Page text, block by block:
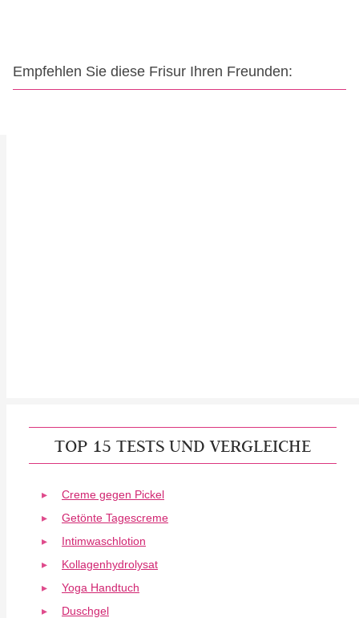
Empfehlen Sie diese Frisur Ihren Freunden:
TOP 15 TESTS UND VERGLEICHE
Creme gegen Pickel
Getönte Tagescreme
Intimwaschlotion
Kollagenhydrolysat
Yoga Handtuch
Duschgel